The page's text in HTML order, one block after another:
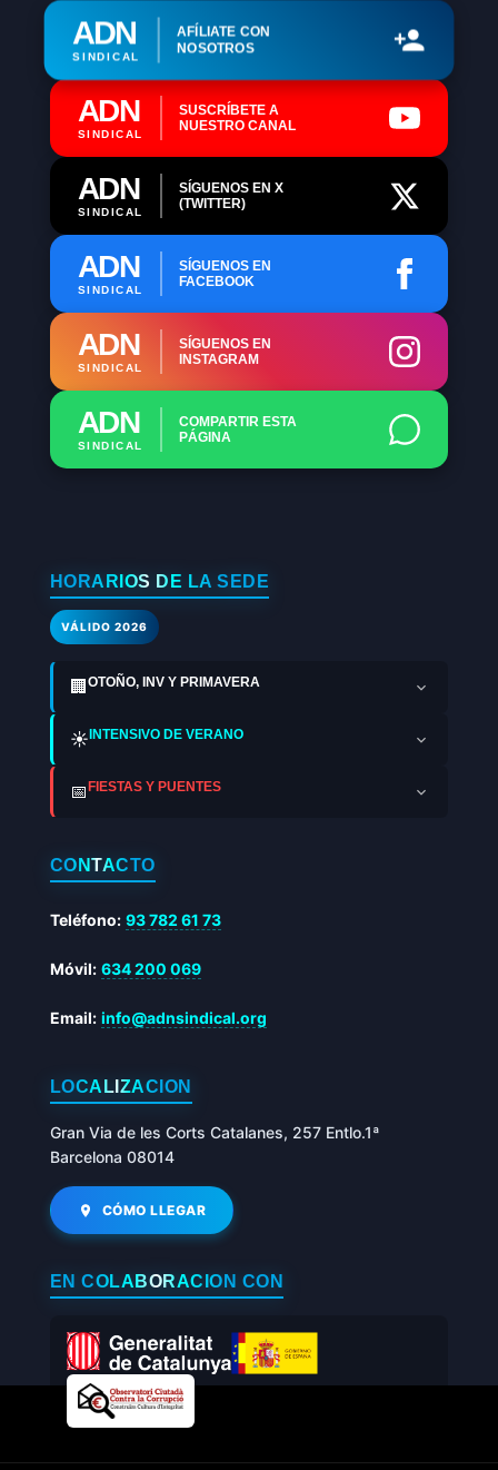
ADN
SINDICAL
AFÍLIATE CON
NOSOTROS
ADN
SINDICAL
SUSCRÍBETE A
NUESTRO CANAL
ADN
SINDICAL
SÍGUENOS EN X
(TWITTER)
ADN
SINDICAL
SÍGUENOS EN
FACEBOOK
ADN
SINDICAL
SÍGUENOS EN
INSTAGRAM
ADN
SINDICAL
COMPARTIR ESTA
PÁGINA
HORARIOS DE LA SEDE
VÁLIDO 2026
🏢 OTOÑO, INV Y PRIMAVERA
☀️INTENSIVO DE VERANO
📅FIESTAS Y PUENTES
CONTACTO
Teléfono: 93 782 61 73
Móvil: 634 200 069
Email: info@adnsindical.org
LOCALIZACIÓN
Gran Via de les Corts Catalanes, 257 Entlo.1ª
Barcelona 08014
CÓMO LLEGAR
EN COLABORACIÓN CON